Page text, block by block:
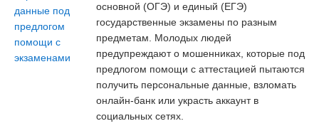
основной (ОГЭ) и единый (ЕГЭ)
государственные экзамены по разным
предметам. Молодых людей
предупреждают о мошенниках, которые под
предлогом помощи с аттестацией пытаются
получить персональные данные, взломать
онлайн-банк или украсть аккаунт в
социальных сетях.